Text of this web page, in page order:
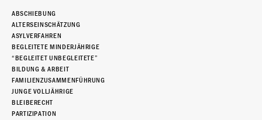
ABSCHIEBUNG
ALTERSEINSCHÄTZUNG
ASYLVERFAHREN
BEGLEITETE MINDERJÄHRIGE
“BEGLEITET UNBEGLEITETE”
BILDUNG & ARBEIT
FAMILIENZUSAMMENFÜHRUNG
JUNGE VOLLJÄHRIGE
BLEIBERECHT
PARTIZIPATION